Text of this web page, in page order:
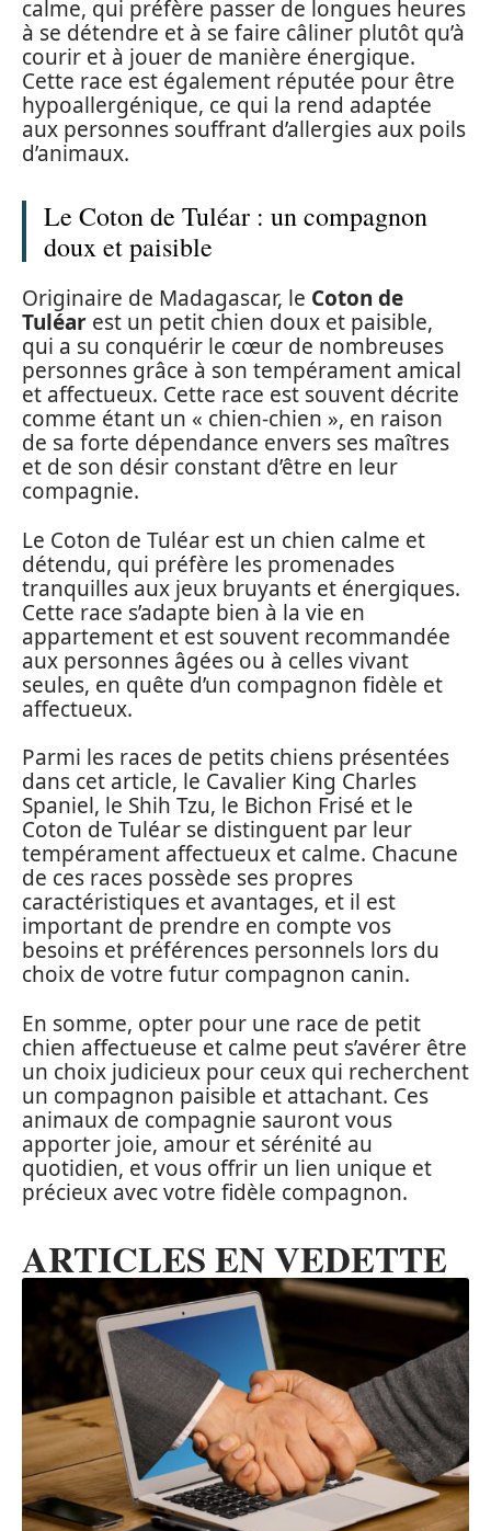
calme, qui préfère passer de longues heures
à se détendre et à se faire câliner plutôt qu’à
courir et à jouer de manière énergique.
Cette race est également réputée pour être
hypoallergénique, ce qui la rend adaptée
aux personnes souffrant d’allergies aux poils
d’animaux.
Le Coton de Tuléar : un compagnon
doux et paisible
Originaire de Madagascar, le Coton de
Tuléar est un petit chien doux et paisible,
qui a su conquérir le cœur de nombreuses
personnes grâce à son tempérament amical
et affectueux. Cette race est souvent décrite
comme étant un « chien-chien », en raison
de sa forte dépendance envers ses maîtres
et de son désir constant d’être en leur
compagnie.
Le Coton de Tuléar est un chien calme et
détendu, qui préfère les promenades
tranquilles aux jeux bruyants et énergiques.
Cette race s’adapte bien à la vie en
appartement et est souvent recommandée
aux personnes âgées ou à celles vivant
seules, en quête d’un compagnon fidèle et
affectueux.
Parmi les races de petits chiens présentées
dans cet article, le Cavalier King Charles
Spaniel, le Shih Tzu, le Bichon Frisé et le
Coton de Tuléar se distinguent par leur
tempérament affectueux et calme. Chacune
de ces races possède ses propres
caractéristiques et avantages, et il est
important de prendre en compte vos
besoins et préférences personnels lors du
choix de votre futur compagnon canin.
En somme, opter pour une race de petit
chien affectueuse et calme peut s’avérer être
un choix judicieux pour ceux qui recherchent
un compagnon paisible et attachant. Ces
animaux de compagnie sauront vous
apporter joie, amour et sérénité au
quotidien, et vous offrir un lien unique et
précieux avec votre fidèle compagnon.
ARTICLES EN VEDETTE